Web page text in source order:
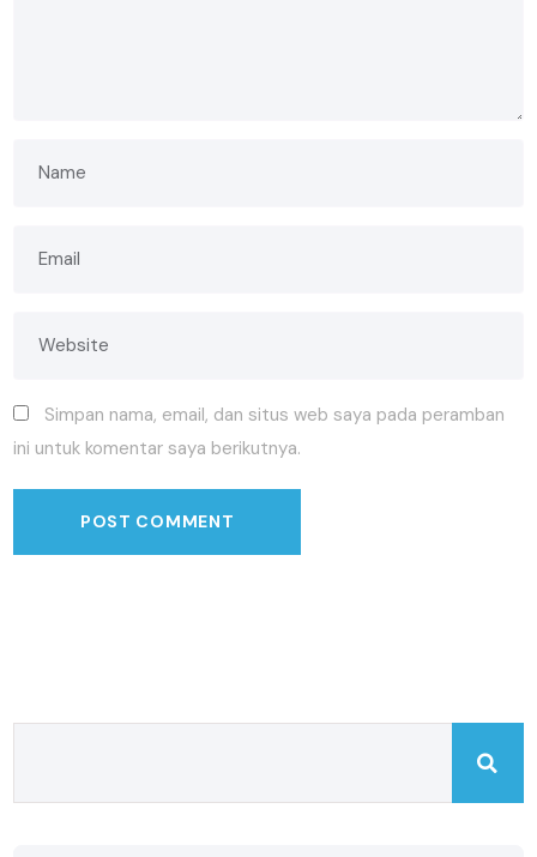
Simpan nama, email, dan situs web saya pada peramban
ini untuk komentar saya berikutnya.